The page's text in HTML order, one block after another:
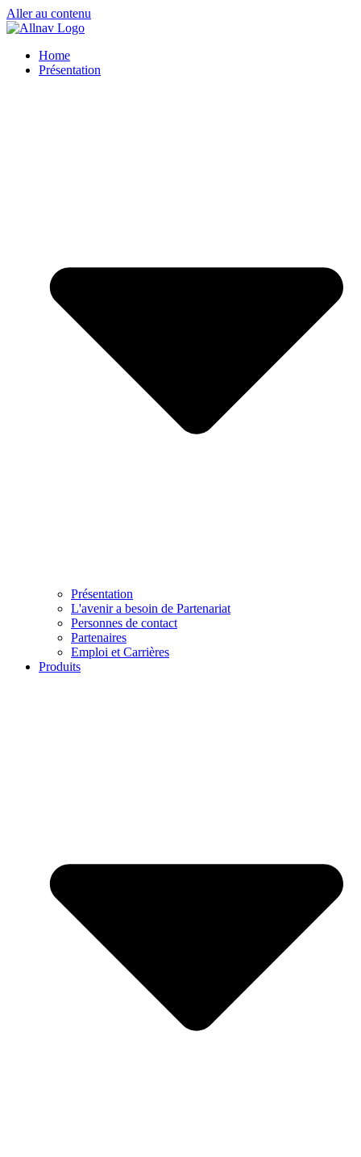
Aller au contenu
Home
Présentation
Présentation
L'avenir a besoin de Partenariat
Personnes de contact
Partenaires
Emploi et Carrières
Produits